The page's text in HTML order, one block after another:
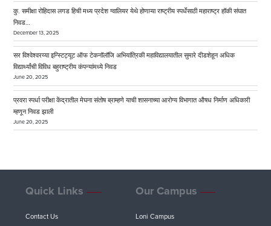
कु. समीक्षा रोहिदास लगड हिची मध्य प्रदेश ग्वालियर येथे होणाऱ्या राष्ट्रीय स्पर्धेसाठी महाराष्ट्र हॉकी संघात
निवड…
December 13, 2025
सर विश्वेश्वरय्या इन्स्टिट्यूट ऑफ टेकनॉलॉजि अभियांत्रिकी महाविद्यालयातील सुमारे दीडशेहून अधिक
विद्यार्थ्यांची विविध बहुराष्ट्रीय कंपन्यांमध्ये निवड
June 20, 2025
प्रवरा स्पर्धा परीक्षा केंद्रातील मेघना संतोष ब्राम्हणे याची शासनाच्या आरोग्य विभागात औषध निर्माण अधिकारी
म्हणून निवड झाली
June 20, 2025
Quick Links
Contact Us
Our Campus
Loni Campus